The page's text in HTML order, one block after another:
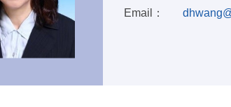
Email：